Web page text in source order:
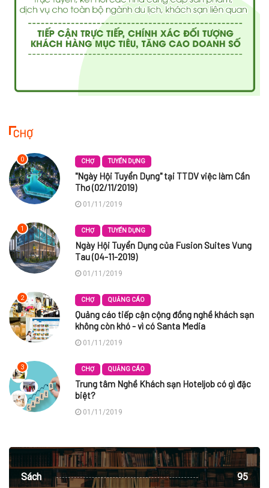
CHỢ
0 CHỢ TUYỂN DỤNG
"Ngày Hội Tuyển Dụng" tại TTDV việc làm Cần
Thơ (02/11/2019)
01/11/2019
1 CHỢ TUYỂN DỤNG
Ngày Hội Tuyển Dụng của Fusion Suites Vung
Tau (04-11-2019)
01/11/2019
2 CHỢ QUẢNG CÁO
Quảng cáo tiếp cận cộng đồng nghề khách sạn
không còn khó - vì có Santa Media
01/11/2019
3 CHỢ QUẢNG CÁO
Trung tâm Nghề Khách sạn Hoteljob có gì đặc
biệt?
01/11/2019
Sách 95